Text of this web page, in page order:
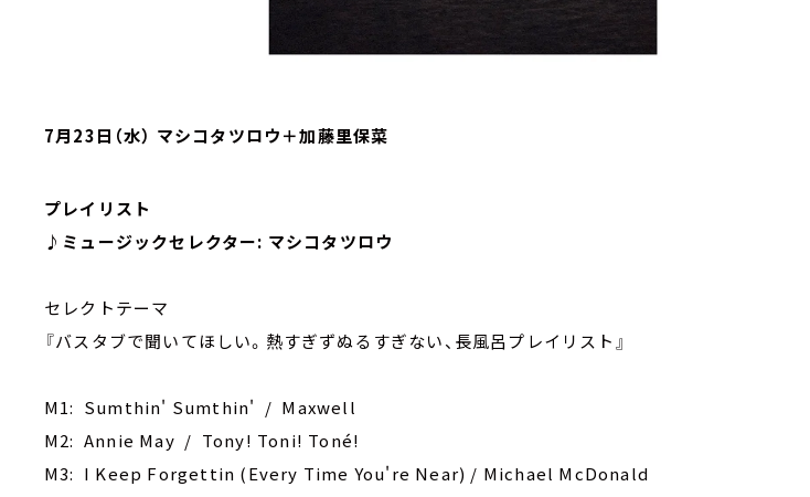
7月23日（水） マシコタツロウ＋加藤里保菜
プレイリスト
♪ミュージックセレクター: マシコタツロウ
セレクトテーマ
『バスタブで聞いてほしい。熱すぎずぬるすぎない、長風呂プレイリスト』
M1: Sumthin' Sumthin' / Maxwell
M2: Annie May / Tony! Toni! Toné!
M3: I Keep Forgettin (Every Time You're Near) / Michael McDonald